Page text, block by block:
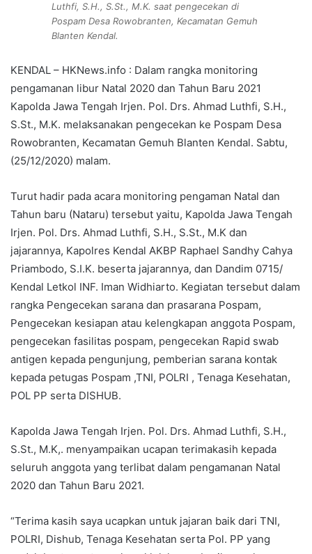
Luthfi, S.H., S.St., M.K. saat pengecekan di
Pospam Desa Rowobranten, Kecamatan Gemuh
Blanten Kendal.
KENDAL – HKNews.info : Dalam rangka monitoring
pengamanan libur Natal 2020 dan Tahun Baru 2021
Kapolda Jawa Tengah Irjen. Pol. Drs. Ahmad Luthfi, S.H.,
S.St., M.K. melaksanakan pengecekan ke Pospam Desa
Rowobranten, Kecamatan Gemuh Blanten Kendal. Sabtu,
(25/12/2020) malam.
Turut hadir pada acara monitoring pengaman Natal dan
Tahun baru (Nataru) tersebut yaitu, Kapolda Jawa Tengah
Irjen. Pol. Drs. Ahmad Luthfi, S.H., S.St., M.K dan
jajarannya, Kapolres Kendal AKBP Raphael Sandhy Cahya
Priambodo, S.I.K. beserta jajarannya, dan Dandim 0715/
Kendal Letkol INF. Iman Widhiarto. Kegiatan tersebut dalam
rangka Pengecekan sarana dan prasarana Pospam,
Pengecekan kesiapan atau kelengkapan anggota Pospam,
pengecekan fasilitas pospam, pengecekan Rapid swab
antigen kepada pengunjung, pemberian sarana kontak
kepada petugas Pospam ,TNI, POLRI , Tenaga Kesehatan,
POL PP serta DISHUB.
Kapolda Jawa Tengah Irjen. Pol. Drs. Ahmad Luthfi, S.H.,
S.St., M.K,. menyampaikan ucapan terimakasih kepada
seluruh anggota yang terlibat dalam pengamanan Natal
2020 dan Tahun Baru 2021.
“Terima kasih saya ucapkan untuk jajaran baik dari TNI,
POLRI, Dishub, Tenaga Kesehatan serta Pol. PP yang